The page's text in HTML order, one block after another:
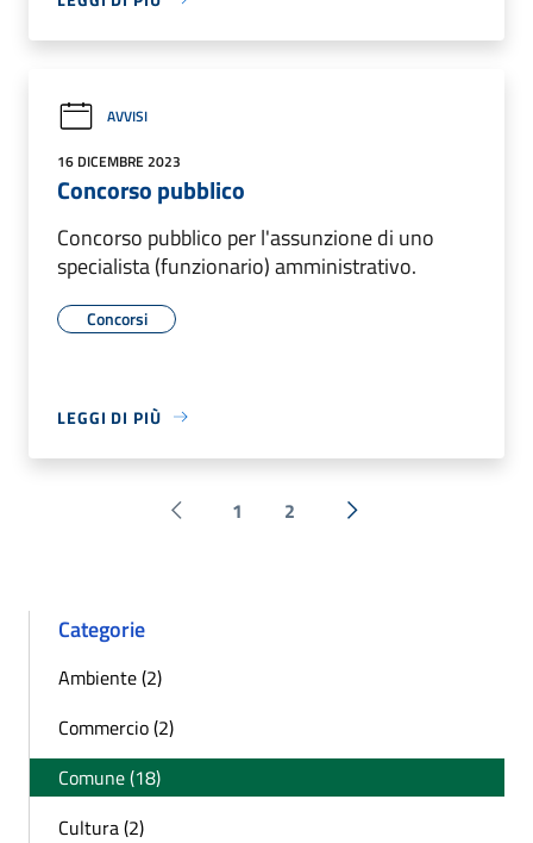
AVVISI
16 DICEMBRE 2023
Concorso pubblico
Concorso pubblico per l'assunzione di uno
specialista (funzionario) amministrativo.
Concorsi
LEGGI DI PIÙ
Pagina precedente
1 2 Successiva »
Categorie
Ambiente (2)
Commercio (2)
Comune (18)
Cultura (2)